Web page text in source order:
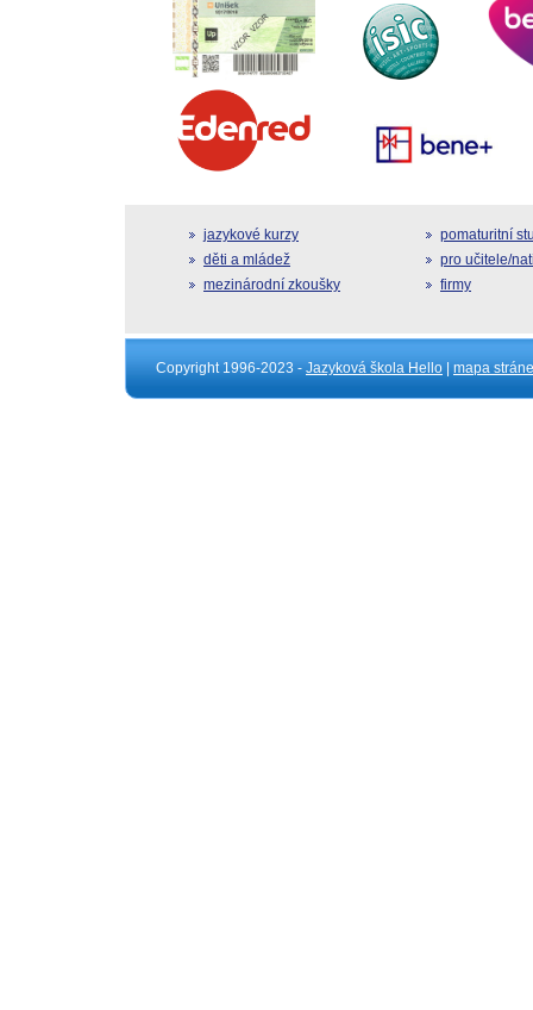
jazykové kurzy
děti a mládež
mezinárodní zkoušky
pomaturitní
pro učitele/
firmy
Copyright 1996-2023 - Jazyková škola Hello | mapa